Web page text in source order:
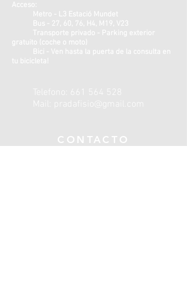
Acceso:
Metro - L3 Estació Mundet
Bus - 27, 60, 76, H4, M19, V23
Transporte privado - Parking exterior
gratuito (coche o moto)
Bici - Ven hasta la puerta de la consulta en
tu bicicleta!
661 564 528
Mail:
pradafisio@gmail.com
CONTACTO